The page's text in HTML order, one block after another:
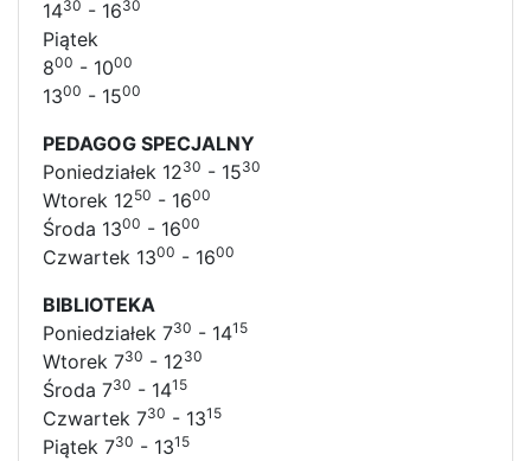
1430 - 1630
Piątek
800 - 1000
1300 - 1500
PEDAGOG SPECJALNY
Poniedziałek 1230 - 1530
Wtorek 1250 - 1600
Środa 1300 - 1600
Czwartek 1300 - 1600
BIBLIOTEKA
Poniedziałek 730 - 1415
Wtorek 730 - 1230
Środa 730 - 1415
Czwartek 730 - 1315
Piątek 730 - 1315